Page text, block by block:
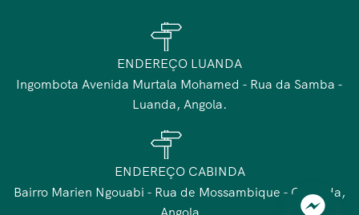
ENDEREÇO LUANDA
Ingombota Avenida Murtala Mohamed - Rua da Samba -
Luanda, Angola.
ENDEREÇO CABINDA
Bairro Marien Ngouabi - Rua de Mossambique - Cabinda,